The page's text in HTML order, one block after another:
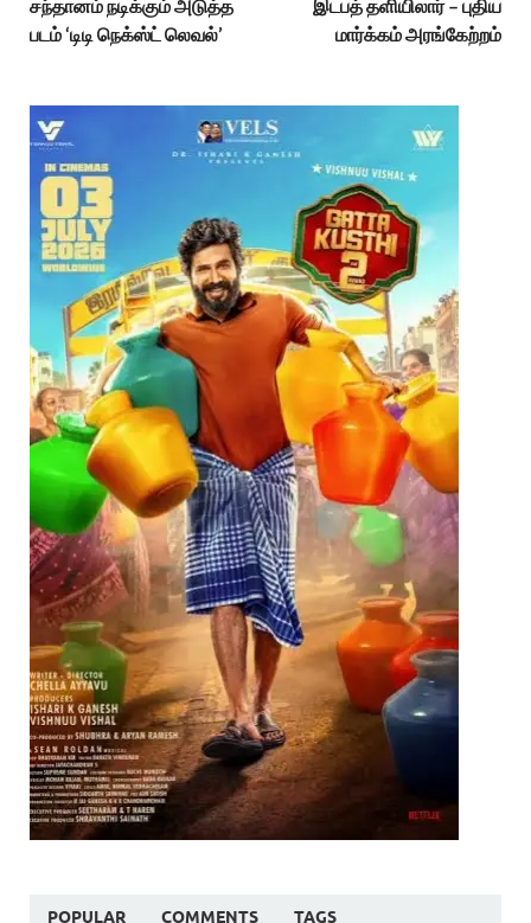
சந்தானம் நடிக்கும் அடுத்த
படம் ‘டிடி நெக்ஸ்ட் லெவல்’
இடபத் தளியிலார் – புதிய
மார்க்கம் அரங்கேற்றம்
POPULAR COMMENTS TAGS